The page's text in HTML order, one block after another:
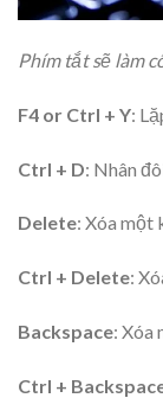
Phím tắt sẽ làm
F4 or Ctrl + Y:
Ctrl + D: Nhân
Delete: Xóa một
Ctrl + Delete:
Backspace: Xóa
Ctrl +